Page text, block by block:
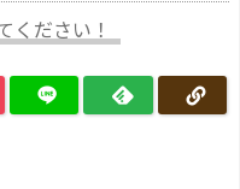
ください！